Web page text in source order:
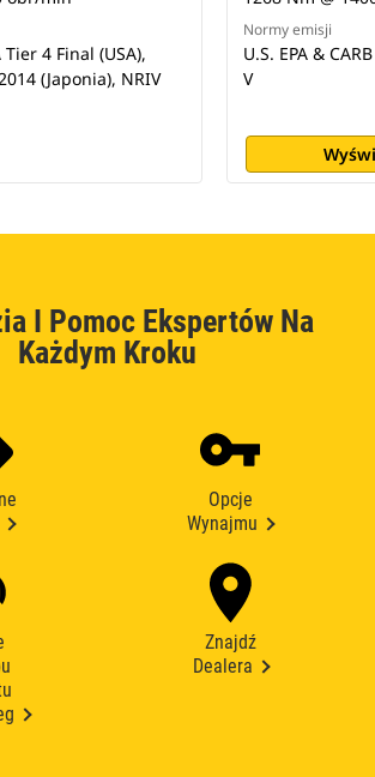
Tier 4 Final (USA),
(Japonia), NRIV
Normy emisji
U.S. EPA &
V
I Pomoc Ekspertów Na
Każdym Kroku
Opcje
Wynajmu
Znajdź
Dealera